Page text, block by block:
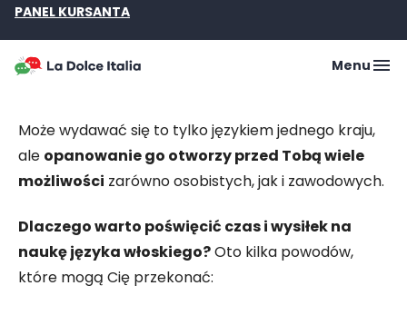
PANEL KURSANTA
Menu
Może wydawać się to tylko językiem jednego kraju,
ale opanowanie go otworzy przed Tobą wiele
możliwości zarówno osobistych, jak i zawodowych.
Dlaczego warto poświęcić czas i wysiłek na
naukę języka włoskiego?Oto kilka powodów,
które mogą Cię przekonać: